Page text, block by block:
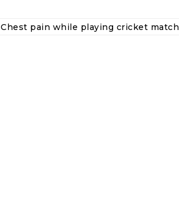
Chest pain while playing cricket match